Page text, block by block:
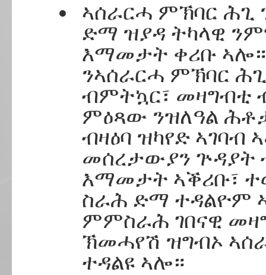
ኣሰራርሓ ምኽባር
ድማ ዝያዳ ትካላዊ
እማመታት ቀሪቡ ኣሎ።
ንኣሰራርሓ ምኽባር
ብምትኳር፣ መዛግብቲ
ምዕጻው ንዝለዓል
ብዛዕባ ዝካየድ ኣገባብ
መሰረታውያን ጕዳያት
እማመታት ኣቕሪቡ፣
ስራሕ ድማ ተዳልዮም
ምምስራሕ ገበናዊ
ኽመሓየሽ ዝግብኦ
ተዳልዩ ኣሎ።